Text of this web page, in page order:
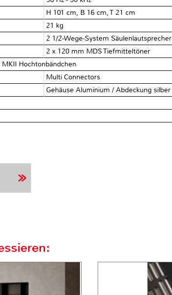
H 101 cm, B 16 cm, T 21 cm
21 kg
2 1/2-Wege-System Säulenlautsprecher
2 x 120 mm MDS Tiefmitteltöner
Hochtonbändchen
Multi Connectors
Gehäuse Aluminium / Abdeckung silber